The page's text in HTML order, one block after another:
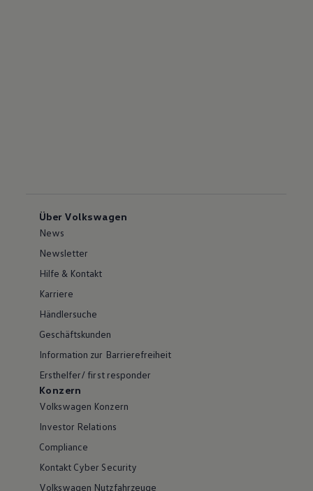
Über Volkswagen
News
Newsletter
Hilfe & Kontakt
Karriere
Händlersuche
Geschäftskunden
Information zur Barrierefreiheit
Ersthelfer/ first responder
Konzern
Volkswagen Konzern
Investor Relations
Compliance
Kontakt Cyber Security
Volkswagen Nutzfahrzeuge